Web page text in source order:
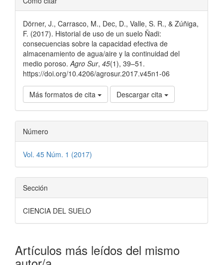
del
artículo
Dörner, J., Carrasco, M., Dec, D., Valle, S. R., & Zúñiga,
F. (2017). Historial de uso de un suelo Ñadi:
consecuencias sobre la capacidad efectiva de
almacenamiento de agua/aire y la continuidad del
medio poroso. Agro Sur, 45(1), 39–51.
https://doi.org/10.4206/agrosur.2017.v45n1-06
Más formatos de cita Descargar cita
Número
Vol. 45 Núm. 1 (2017)
Sección
CIENCIA DEL SUELO
Artículos más leídos del mismo